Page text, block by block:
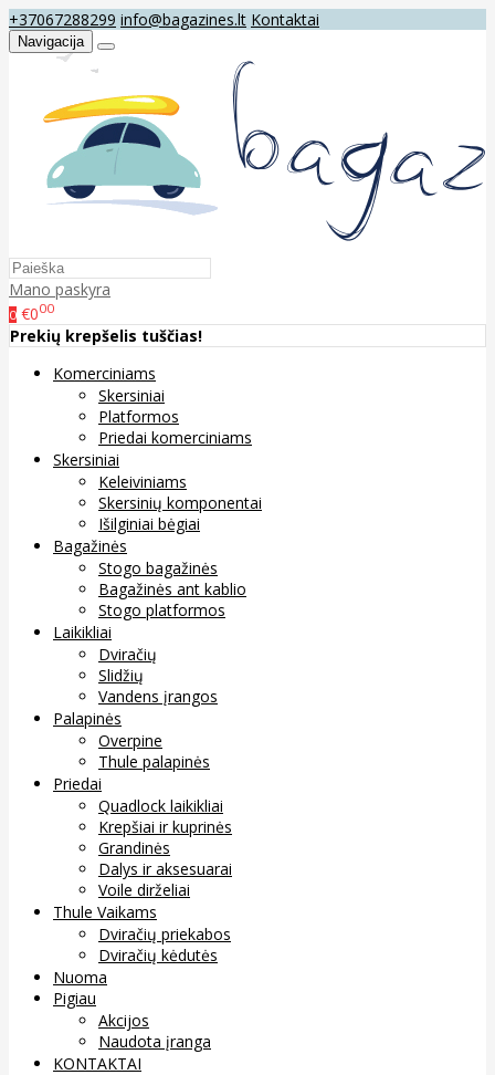
+37067288299 info@bagazines.lt Kontaktai
Navigacija
Mano paskyra
0 €000
Prekių krepšelis tuščias!
Komerciniams
Skersiniai
Platformos
Priedai komerciniams
Skersiniai
Keleiviniams
Skersinių komponentai
Išilginiai bėgiai
Bagažinės
Stogo bagažinės
Bagažinės ant kablio
Stogo platformos
Laikikliai
Dviračių
Slidžių
Vandens įrangos
Palapinės
Overpine
Thule palapinės
Priedai
Quadlock laikikliai
Krepšiai ir kuprinės
Grandinės
Dalys ir aksesuarai
Voile dirželiai
Thule Vaikams
Dviračių priekabos
Dviračių kėdutės
Nuoma
Pigiau
Akcijos
Naudota įranga
KONTAKTAI